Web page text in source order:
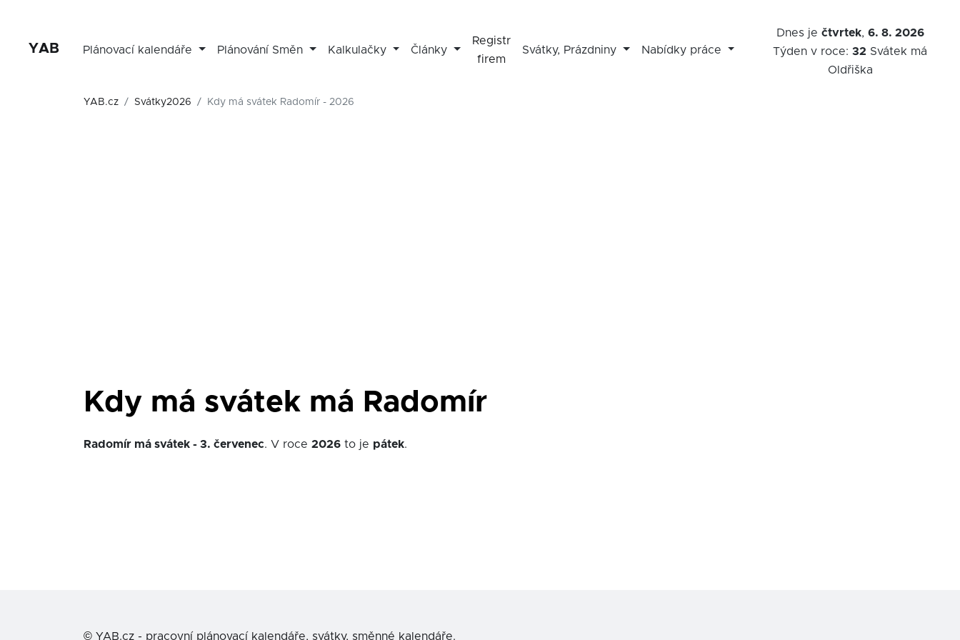
YAB Plánovací kalendáře Plánování Směn Kalkulačky Články
Registr
firem
Svátky, Prázdniny Nabídky práce
Dnes je čtvrtek, 6. 8. 2026
Týden v roce:32 Svátek má
Oldřiška
YAB.cz Svátky2026 Kdy má svátek Radomír - 2026
Kdy má svátek má Radomír
Radomír má svátek - 3. červenec. V roce 2026 to je pátek.
© YAB.cz - pracovní plánovací kalendáře, svátky, směnné kalendáře.